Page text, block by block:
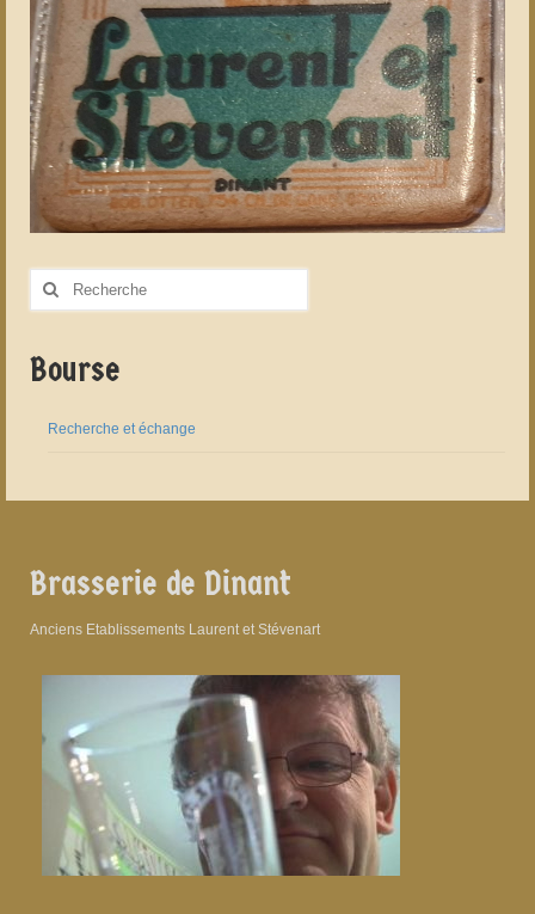
Rechercher
Bourse
Recherche et échange
Brasserie de Dinant
Anciens Etablissements Laurent et Stévenart